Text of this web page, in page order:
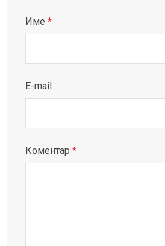
Име *
E-mail
Коментар *